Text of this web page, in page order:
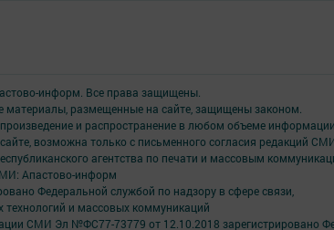
информ. Все права защищены.
размещенные на сайте, защищены законом.
и распространение в любом объеме
возможна только с письменного согласия редакций
агентства по печати и массовым
Апастово-информ
Федеральной службой по надзору в сфере связи,
и массовых коммуникаций
СМИ Эл №ФС77-73779 от 12.10.2018 зарегистрировано